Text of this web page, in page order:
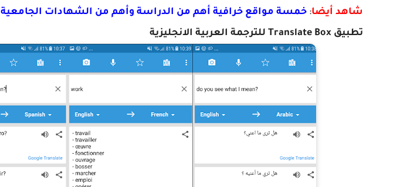
شاهد أيضا: خمسة مواقع خرافية أهم من الدراسة وأهم من الشهادات الجامعية
تطبيق Translate Box للترجمة العربية الانجليزية